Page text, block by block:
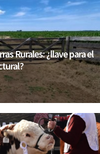
Rurales: ¿llave para el